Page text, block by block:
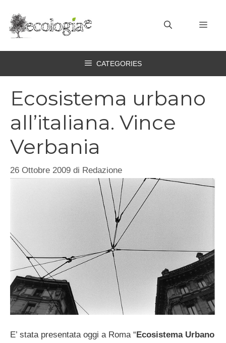
contenuto
CATEGORIES
Ecosistema urbano
all’italiana. Vince
Verbania
26 Ottobre 2009 di Redazione
E’ stata presentata oggi a Roma “Ecosistema Urbano